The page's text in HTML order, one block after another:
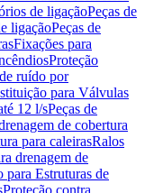
de ligaçãoPeças de
ligaçãoPeças de
Fixações para
Proteção
ruído por
para Válvulas
12 l/sPeças de
de cobertura
para caleirasRalos
drenagem de
para Estruturas de
Proteção contra